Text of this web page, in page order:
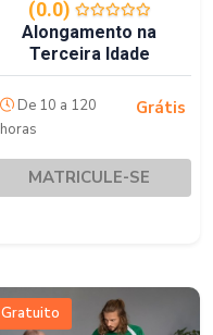
(0.0)
Alongamento na
Terceira Idade
De 10 a 120
horas
Grátis
MATRICULE-SE
Gratuito